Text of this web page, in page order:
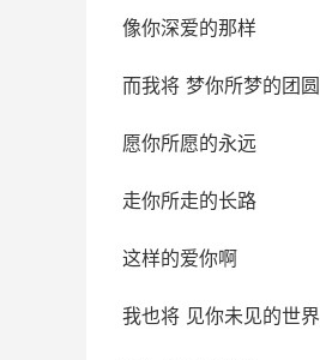
像你深爱的那样
而我将 梦你所梦的团圆
愿你所愿的永远
走你所走的长路
这样的爱你啊
我也将 见你未见的世界